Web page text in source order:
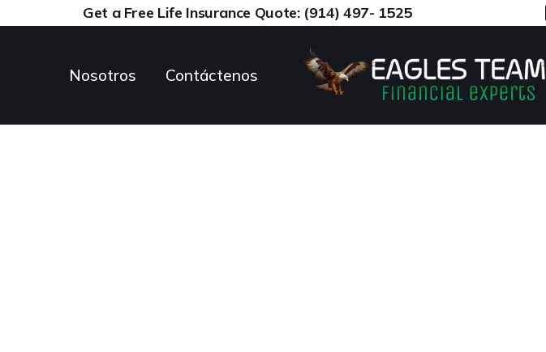
Get a Free Life Insurance Quote: (914) 497- 1525
Nosotros Contáctenos